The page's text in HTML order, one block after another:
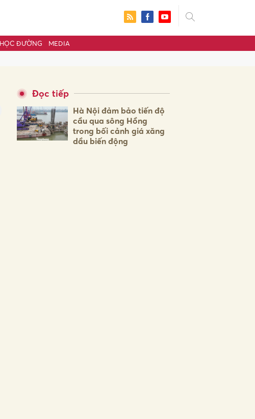
HỌC ĐƯỜNG MEDIA
Đọc tiếp
Hà Nội đảm bảo tiến độ
cầu qua sông Hồng
trong bối cảnh giá xăng
dầu biến động